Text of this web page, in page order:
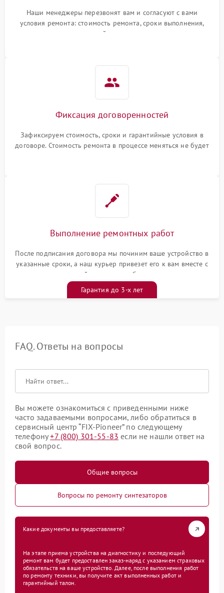
Наши менеджеры перезвонят вам и согласуют с вами
условия ремонта: стоимость ремонта, сроки выполнения,
гарантийные условия
Фиксация договоренностей
Зафиксируем стоимость, сроки и гарантийные условия в
договоре. Стоимость ремонта в процессе меняться не будет
Выполнение ремонтных работ
После подписания договора мы починим ваше устройство в
указанные сроки, а наш курьер привезет его к вам вместе с
гарантийным талоном бесплатно
Гарантия до 3-х лет
FAQ. Ответы на вопросы
Вы можете ознакомиться с приведенными ниже
часто задаваемыми вопросами, либо обратиться в
сервисный центр “FIX-Pioneer” по следующему
телефону+7 (800) 301-55-83 если не нашли ответ на
свой вопрос.
Общие вопросы
Вопросы по ремонту синтезаторов
Какие документы вы предоставляете?
На этапе приема устройства на диагностику и последующий
ремонт вам будет предоставлен заказ-наряд с указанием страховых
обязательств на ваше устройство. Далее, после выполнения работ
по ремонту техники, вы получите акт выполненных работ и
гарантийный талон.